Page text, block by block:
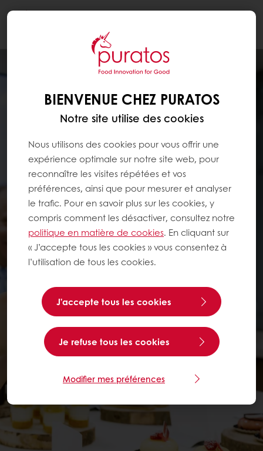
BIENVENUE CHEZ PURATOS
Notre site utilise des cookies
Nous utilisons des cookies pour vous offrir une
expérience optimale sur notre site web, pour
reconnaître les visites répétées et vos
préférences, ainsi que pour mesurer et analyser
le trafic. Pour en savoir plus sur les cookies, y
compris comment les désactiver, consultez notre
politique en matière de cookies. En cliquant sur
« J’accepte tous les cookies » vous consentez à
l’utilisation de tous les cookies.
J’accepte tous les cookies
Je refuse tous les cookies
Modifier mes préférences